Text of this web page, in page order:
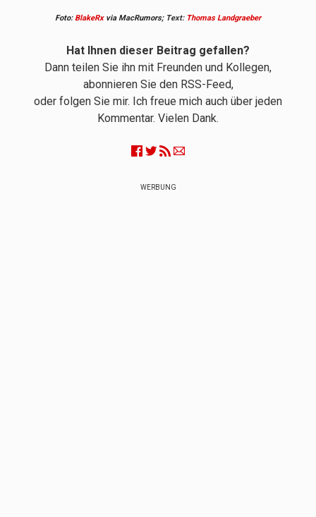
Foto:BlakeRxvia MacRumors; Text: Thomas Landgraeber
Hat Ihnen dieser Beitrag gefallen?
Dann teilen Sie ihn mit Freunden und Kollegen,
abonnieren Sie den RSS-Feed,
oder folgen Sie mir. Ich freue mich auch über jeden
Kommentar. Vielen Dank.
WERBUNG